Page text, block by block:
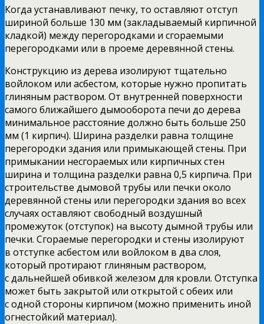
Когда устанавливают печку, то оставляют отступ
шириной больше 130 мм (закладываемый кирпичной
кладкой) между перегородками и сгораемыми
перегородками или в проеме деревянной стены.
Конструкцию из дерева изолируют тщательно
войлоком или асбестом, которые нужно пропитать
глиняным раствором. От внутренней поверхности
самого ближайшего дымооборота печи до дерева
минимальное расстояние должно быть больше 250
мм (1 кирпич). Ширина разделки равна толщине
перегородки здания или примыкающей стены. При
примыкании несгораемых или кирпичных стен
ширина и толщина разделки равна 0,5 кирпича. При
строительстве дымовой трубы или печки около
деревянной стены или перегородки здания во всех
случаях оставляют свободный воздушный
промежуток (отступок) на высоту дымной трубы или
печки. Сгораемые перегородки и стены изолируют
в отступке асбестом или войлоком в два слоя,
который протирают глиняным раствором,
с дальнейшей обивкой железом для кровли. Отступка
может быть закрытой или открытой с обеих или
с одной стороны кирпичом (можно применить иной
огнестойкий материал).